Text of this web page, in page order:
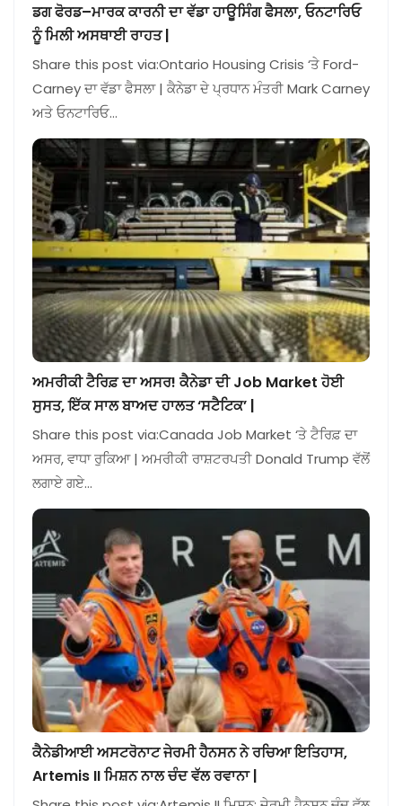
ਡਗ ਫੋਰਡ–ਮਾਰਕ ਕਾਰਨੀ ਦਾ ਵੱਡਾ ਹਾਊਸਿੰਗ ਫੈਸਲਾ, ਓਨਟਾਰਿਓ
ਨੂੰ ਮਿਲੀ ਅਸਥਾਈ ਰਾਹਤ |
Share this post via:Ontario Housing Crisis ‘ਤੇ Ford-
Carney ਦਾ ਵੱਡਾ ਫੈਸਲਾ | ਕੈਨੇਡਾ ਦੇ ਪ੍ਰਧਾਨ ਮੰਤਰੀ Mark Carney
ਅਤੇ ਓਨਟਾਰਿਓ…
ਅਮਰੀਕੀ ਟੈਰਿਫ਼ ਦਾ ਅਸਰ! ਕੈਨੇਡਾ ਦੀ Job Market ਹੋਈ
ਸੁਸਤ, ਇੱਕ ਸਾਲ ਬਾਅਦ ਹਾਲਤ ‘ਸਟੈਟਿਕ’ |
Share this post via:Canada Job Market ‘ਤੇ ਟੈਰਿਫ਼ ਦਾ
ਅਸਰ, ਵਾਧਾ ਰੁਕਿਆ | ਅਮਰੀਕੀ ਰਾਸ਼ਟਰਪਤੀ Donald Trump ਵੱਲੋਂ
ਲਗਾਏ ਗਏ…
ਕੈਨੇਡੀਆਈ ਅਸਟਰੋਨਾਟ ਜੇਰਮੀ ਹੈਨਸਨ ਨੇ ਰਚਿਆ ਇਤਿਹਾਸ,
Artemis II ਮਿਸ਼ਨ ਨਾਲ ਚੰਦ ਵੱਲ ਰਵਾਨਾ |